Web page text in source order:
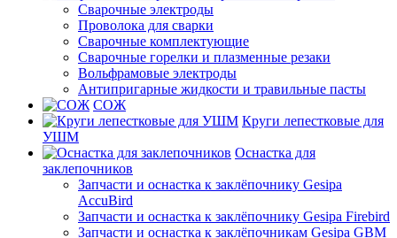
Сварочные электроды
Проволока для сварки
Сварочные комплектующие
Сварочные горелки и плазменные резаки
Вольфрамовые электроды
Антипригарные жидкости и травильные пасты
СОЖ
Круги лепестковые для
УШМ
Оснастка для
заклепочников
Запчасти и оснастка к заклёпочнику Gesipa
AccuBird
Запчасти и оснастка к заклёпочнику Gesipa Firebird
Запчасти и оснастка к заклёпочникам Gesipa GBM